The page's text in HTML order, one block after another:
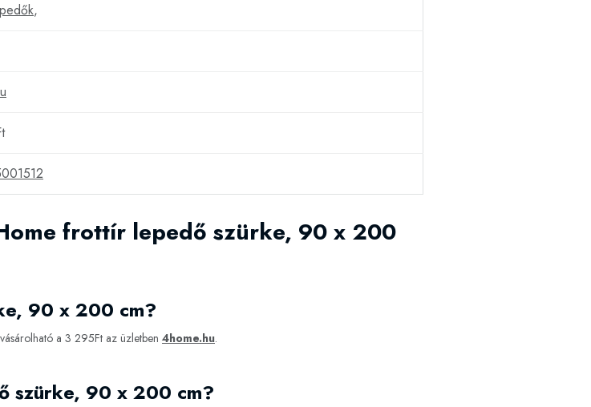
,
frottír lepedő szürke, 90 x 200
90 x 200 cm?
a 3 295Ft az üzletben 4home.hu.
szürke, 90 x 200 cm?